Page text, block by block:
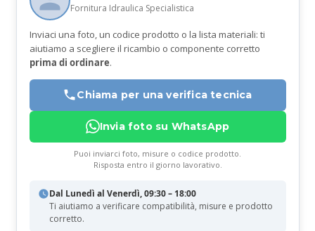
Fornitura Idraulica Specialistica
Inviaci una foto, un codice prodotto o la lista materiali: ti
aiutiamo a scegliere il ricambio o componente corretto
prima di ordinare.
Chiama per una verifica tecnica
Invia foto su WhatsApp
Puoi inviarci foto, misure o codice prodotto.
Risposta entro il giorno lavorativo.
Dal Lunedì al Venerdì, 09:30 – 18:00
Ti aiutiamo a verificare compatibilità, misure e prodotto
corretto.